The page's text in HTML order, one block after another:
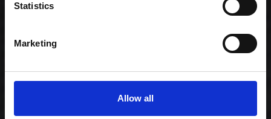
Statistics
Marketing
Allow all